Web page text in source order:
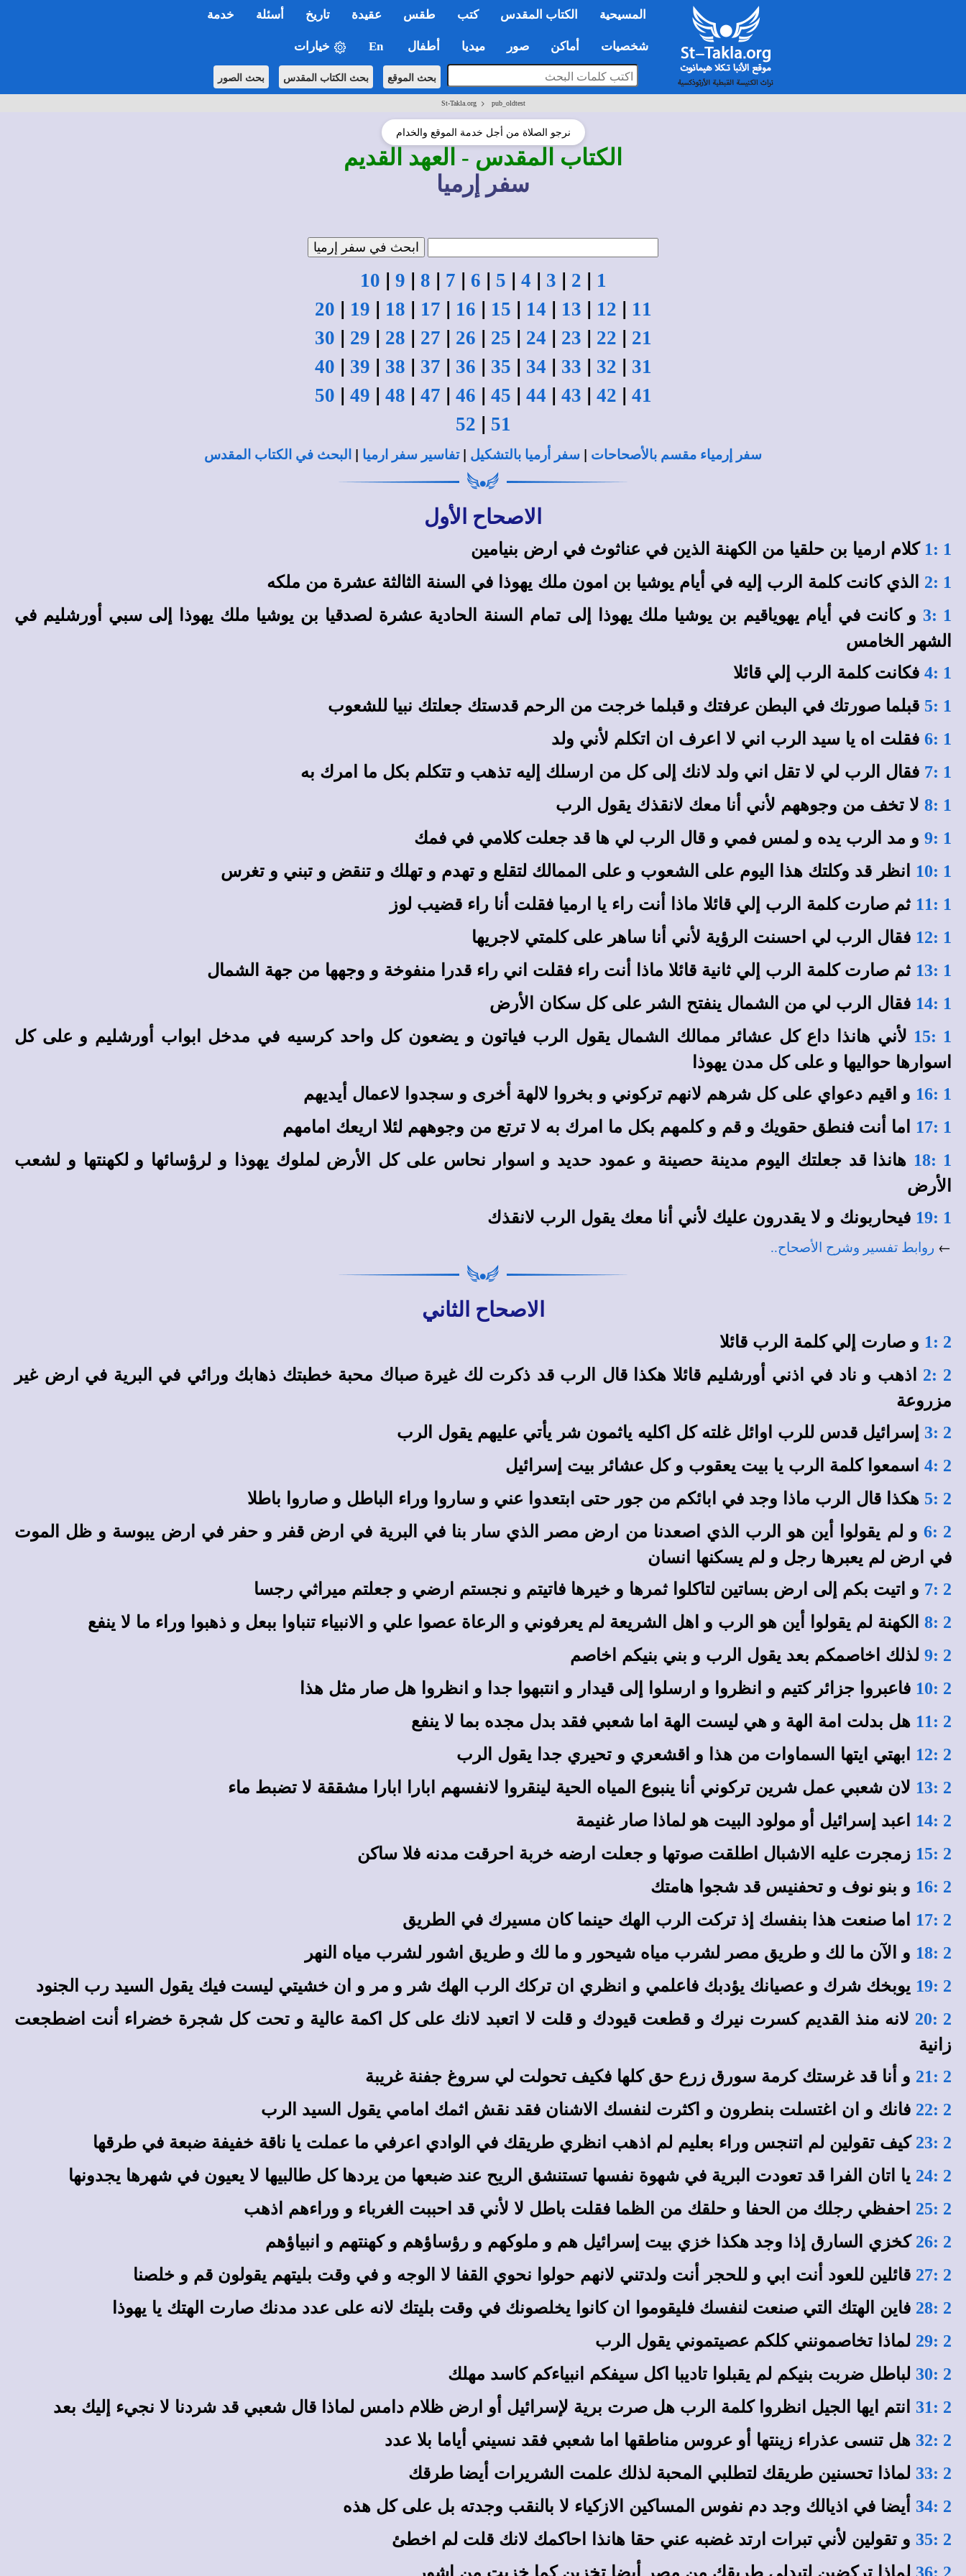
المسيحية الكتاب المقدس كتب طقس عقيدة تاريخ أسئلة خدمة
شخصيات أماكن صور ميديا أطفال En خيارات
بحث الموقع بحث الكتاب المقدس بحث الصور
St-Takla.org> pub_oldtest
نرجو الصلاة من أجل خدمة الموقع والخدام
الكتاب المقدس - العهد القديم
سفر إرميا
1
|
2
|
3
|
4
|
5
|
6
|
7
|
8
|
9
|
10
11
|
12
|
13
|
14
|
15
|
16
|
17
|
18
|
19
|
20
21
|
22
|
23
|
24
|
25
|
26
|
27
|
28
|
29
|
30
31
|
32
|
33
|
34
|
35
|
36
|
37
|
38
|
39
|
40
41
|
42
|
43
|
44
|
45
|
46
|
47
|
48
|
49
|
50
51
|
52
سفر إرمياء مقسم بالأصحاحات | سفر أرميا بالتشكيل |تفاسير سفر ارميا | البحث في الكتاب المقدس
الاصحاح الأول
1 :1 كلام ارميا بن حلقيا من الكهنة الذين في عناثوث في ارض بنيامين
1 :2 الذي كانت كلمة الرب إليه في أيام يوشيا بن امون ملك يهوذا في السنة الثالثة عشرة من ملكه
1 :3
و كانت في أيام يهوياقيم بن يوشيا ملك يهوذا إلى تمام السنة الحادية عشرة لصدقيا بن يوشيا ملك يهوذا إلى سبي أورشليم في
الشهر الخامس
1 :4 فكانت كلمة الرب إلي قائلا
1 :5 قبلما صورتك في البطن عرفتك و قبلما خرجت من الرحم قدستك جعلتك نبيا للشعوب
1 :6 فقلت اه يا سيد الرب اني لا اعرف ان اتكلم لأني ولد
1 :7 فقال الرب لي لا تقل اني ولد لانك إلى كل من ارسلك إليه تذهب و تتكلم بكل ما امرك به
1 :8 لا تخف من وجوههم لأني أنا معك لانقذك يقول الرب
1 :9 و مد الرب يده و لمس فمي و قال الرب لي ها قد جعلت كلامي في فمك
1 :10 انظر قد وكلتك هذا اليوم على الشعوب و على الممالك لتقلع و تهدم و تهلك و تنقض و تبني و تغرس
1 :11 ثم صارت كلمة الرب إلي قائلا ماذا أنت راء يا ارميا فقلت أنا راء قضيب لوز
1 :12 فقال الرب لي احسنت الرؤية لأني أنا ساهر على كلمتي لاجريها
1 :13 ثم صارت كلمة الرب إلي ثانية قائلا ماذا أنت راء فقلت اني راء قدرا منفوخة و وجهها من جهة الشمال
1 :14 فقال الرب لي من الشمال ينفتح الشر على كل سكان الأرض
1 :15
لأني هانذا داع كل عشائر ممالك الشمال يقول الرب فياتون و يضعون كل واحد كرسيه في مدخل ابواب أورشليم و على كل
اسوارها حواليها و على كل مدن يهوذا
1 :16 و اقيم دعواي على كل شرهم لانهم تركوني و بخروا لالهة أخرى و سجدوا لاعمال أيديهم
1 :17 اما أنت فنطق حقويك و قم و كلمهم بكل ما امرك به لا ترتع من وجوههم لئلا اريعك امامهم
1 :18
هانذا قد جعلتك اليوم مدينة حصينة و عمود حديد و اسوار نحاس على كل الأرض لملوك يهوذا و لرؤسائها و لكهنتها و لشعب
الأرض
1 :19 فيحاربونك و لا يقدرون عليك لأني أنا معك يقول الرب لانقذك
← روابط تفسير وشرح الأصحاح..
الاصحاح الثاني
2 :1 و صارت إلي كلمة الرب قائلا
2 :2
اذهب و ناد في اذني أورشليم قائلا هكذا قال الرب قد ذكرت لك غيرة صباك محبة خطبتك ذهابك ورائي في البرية في ارض غير
مزروعة
2 :3 إسرائيل قدس للرب اوائل غلته كل اكليه ياثمون شر يأتي عليهم يقول الرب
2 :4 اسمعوا كلمة الرب يا بيت يعقوب و كل عشائر بيت إسرائيل
2 :5 هكذا قال الرب ماذا وجد في ابائكم من جور حتى ابتعدوا عني و ساروا وراء الباطل و صاروا باطلا
2 :6
و لم يقولوا أين هو الرب الذي اصعدنا من ارض مصر الذي سار بنا في البرية في ارض قفر و حفر في ارض يبوسة و ظل الموت
في ارض لم يعبرها رجل و لم يسكنها انسان
2 :7 و اتيت بكم إلى ارض بساتين لتاكلوا ثمرها و خيرها فاتيتم و نجستم ارضي و جعلتم ميراثي رجسا
2 :8 الكهنة لم يقولوا أين هو الرب و اهل الشريعة لم يعرفوني و الرعاة عصوا علي و الانبياء تنباوا ببعل و ذهبوا وراء ما لا ينفع
2 :9 لذلك اخاصمكم بعد يقول الرب و بني بنيكم اخاصم
2 :10 فاعبروا جزائر كتيم و انظروا و ارسلوا إلى قيدار و انتبهوا جدا و انظروا هل صار مثل هذا
2 :11 هل بدلت امة الهة و هي ليست الهة اما شعبي فقد بدل مجده بما لا ينفع
2 :12 ابهتي ايتها السماوات من هذا و اقشعري و تحيري جدا يقول الرب
2 :13 لان شعبي عمل شرين تركوني أنا ينبوع المياه الحية لينقروا لانفسهم ابارا ابارا مشققة لا تضبط ماء
2 :14 اعبد إسرائيل أو مولود البيت هو لماذا صار غنيمة
2 :15 زمجرت عليه الاشبال اطلقت صوتها و جعلت ارضه خربة احرقت مدنه فلا ساكن
2 :16 و بنو نوف و تحفنيس قد شجوا هامتك
2 :17 اما صنعت هذا بنفسك إذ تركت الرب الهك حينما كان مسيرك في الطريق
2 :18 و الآن ما لك و طريق مصر لشرب مياه شيحور و ما لك و طريق اشور لشرب مياه النهر
2 :19 يوبخك شرك و عصيانك يؤدبك فاعلمي و انظري ان تركك الرب الهك شر و مر و ان خشيتي ليست فيك يقول السيد رب الجنود
2 :20
لانه منذ القديم كسرت نيرك و قطعت قيودك و قلت لا اتعبد لانك على كل اكمة عالية و تحت كل شجرة خضراء أنت اضطجعت
زانية
2 :21 و أنا قد غرستك كرمة سورق زرع حق كلها فكيف تحولت لي سروغ جفنة غريبة
2 :22 فانك و ان اغتسلت بنطرون و اكثرت لنفسك الاشنان فقد نقش اثمك امامي يقول السيد الرب
2 :23 كيف تقولين لم اتنجس وراء بعليم لم اذهب انظري طريقك في الوادي اعرفي ما عملت يا ناقة خفيفة ضبعة في طرقها
2 :24 يا اتان الفرا قد تعودت البرية في شهوة نفسها تستنشق الريح عند ضبعها من يردها كل طالبيها لا يعيون في شهرها يجدونها
2 :25 احفظي رجلك من الحفا و حلقك من الظما فقلت باطل لا لأني قد احببت الغرباء و وراءهم اذهب
2 :26 كخزي السارق إذا وجد هكذا خزي بيت إسرائيل هم و ملوكهم و رؤساؤهم و كهنتهم و انبياؤهم
2 :27 قائلين للعود أنت ابي و للحجر أنت ولدتني لانهم حولوا نحوي القفا لا الوجه و في وقت بليتهم يقولون قم و خلصنا
2 :28 فاين الهتك التي صنعت لنفسك فليقوموا ان كانوا يخلصونك في وقت بليتك لانه على عدد مدنك صارت الهتك يا يهوذا
2 :29 لماذا تخاصمونني كلكم عصيتموني يقول الرب
2 :30 لباطل ضربت بنيكم لم يقبلوا تاديبا اكل سيفكم انبياءكم كاسد مهلك
2 :31 انتم ايها الجيل انظروا كلمة الرب هل صرت برية لإسرائيل أو ارض ظلام دامس لماذا قال شعبي قد شردنا لا نجيء إليك بعد
2 :32 هل تنسى عذراء زينتها أو عروس مناطقها اما شعبي فقد نسيني أياما بلا عدد
2 :33 لماذا تحسنين طريقك لتطلبي المحبة لذلك علمت الشريرات أيضا طرقك
2 :34 أيضا في اذيالك وجد دم نفوس المساكين الازكياء لا بالنقب وجدته بل على كل هذه
2 :35 و تقولين لأني تبرات ارتد غضبه عني حقا هانذا احاكمك لانك قلت لم اخطئ
لماذا تركضين لتبدلي طريقك من مصر أيضا تخزين كما خزيت من اشور